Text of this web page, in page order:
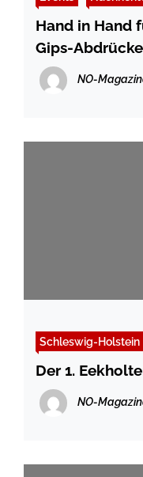
Hand in Hand
Gips-
Hilfe für den
NO-
Schleswig-Holstein
Der 1.
NO-